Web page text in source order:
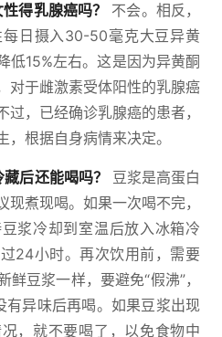
得乳腺癌吗？
不会。相反，
日摄入30-50毫克大豆异黄
低15%左右。这是因为异黄酮
对于雌激素受体阳性的乳腺癌
，已经确诊乳腺癌的患者，
根据自身病情来决定。
后还能喝吗？
豆浆是高蛋白
煮现喝。如果一次喝不完，
浆冷却到室温后放入冰箱冷
24小时。再次饮用前，需要
豆浆一样，要避免“假沸”，
异味后再喝。如果豆浆出现
，就不要喝了，以免食物中